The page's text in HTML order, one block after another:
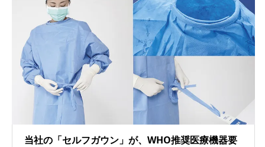
当社の「セルフガウン」が、WHO推奨医療機器要